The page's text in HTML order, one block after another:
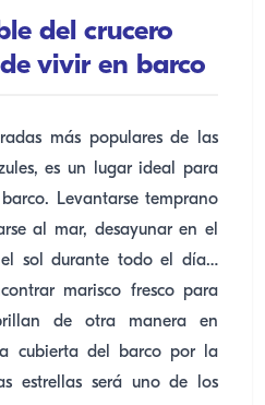
del crucero
vivir en barco
más populares de las
es un lugar ideal para
Levantarse temprano
al mar, desayunar en el
sol durante todo el día…
marisco fresco para
de otra manera en
cubierta del barco por la
estrellas será uno de los